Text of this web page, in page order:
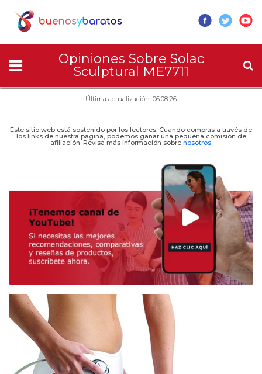
Opiniones Sobre Solac
Sculptural ME7711
Última actualización: 06.08.26
Este sitio web está sostenido por los lectores. Cuando compras a través de
los links de nuestra página, podemos ganar una pequeña comisión de
afiliación. Revisa más información sobre nosotros.